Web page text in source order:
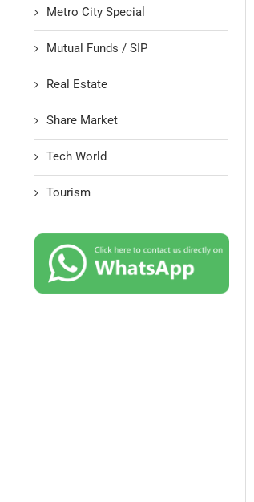
Metro City Special
Mutual Funds / SIP
Real Estate
Share Market
Tech World
Tourism